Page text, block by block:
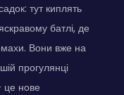
тут киплять
батлі, де
Вони вже на
прогулянці
це нове